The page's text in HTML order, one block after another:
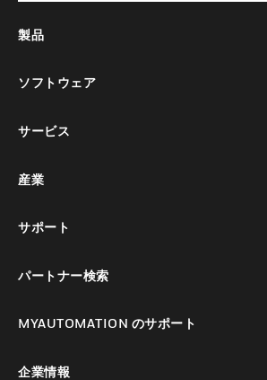
製品
ソフトウェア
サービス
産業
サポート
パートナー検索
MYAUTOMATION のサポート
企業情報